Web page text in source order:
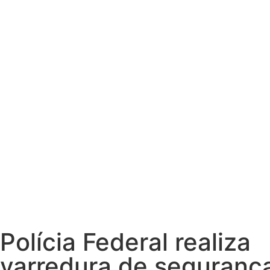
Polícia Federal realiza